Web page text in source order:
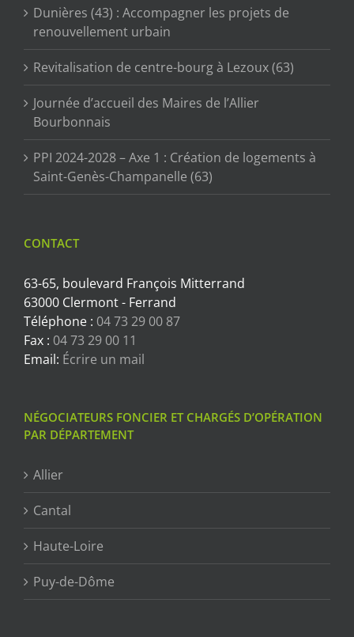
Dunières (43) : Accompagner les projets de
renouvellement urbain
Revitalisation de centre-bourg à Lezoux (63)
Journée d’accueil des Maires de l’Allier
Bourbonnais
PPI 2024-2028 – Axe 1 : Création de logements à
Saint-Genès-Champanelle (63)
CONTACT
63-65, boulevard François Mitterrand
63000 Clermont - Ferrand
Téléphone : 04 73 29 00 87
Fax : 04 73 29 00 11
Email: Écrire un mail
NÉGOCIATEURS FONCIER ET CHARGÉS D’OPÉRATION
PAR DÉPARTEMENT
Allier
Cantal
Haute-Loire
Puy-de-Dôme